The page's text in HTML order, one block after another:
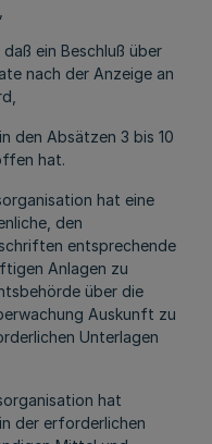
ein Beschluß über
nach der Anzeige an
den Absätzen 3 bis 10
hat.
hat eine
den
entsprechende
Anlagen zu
über die
Auskunft zu
Unterlagen
hat
der erforderlichen